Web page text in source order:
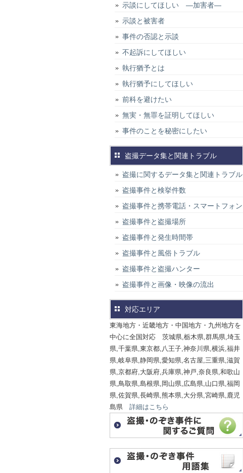
示談にしてほしい ―加害者―
示談と被害者
事件の否認と示談
不起訴にしてほしい
執行猶予とは
執行猶予にしてほしい
前科を避けたい
無実・無罪を証明してほしい
事件のことを秘密にしたい
盗撮データ集と関連トラブル
盗撮に関するデータ集と関連トラブル
盗撮事件と検挙件数
盗撮事件と携帯電話・スマートフォン
盗撮事件と盗撮場所
盗撮事件と発生時間帯
盗撮事件と風俗トラブル
盗撮事件と盗撮ハンター
盗撮事件と画像・映像の流出
対応エリア
東海地方・近畿地方・中国地方・九州地方を
中心に全国対応 茨城県,栃木県,群馬県,埼玉
県,千葉県,東京都,八王子,神奈川県,横浜,福井
県,岐阜県,静岡県,愛知県,名古屋,三重県,滋賀
県,京都府,大阪府,兵庫県,神戸,奈良県,和歌山
県,鳥取県,島根県,岡山県,広島県,山口県,福岡
県,佐賀県,長崎県,熊本県,大分県,宮崎県,鹿児
島県 詳細はこちら